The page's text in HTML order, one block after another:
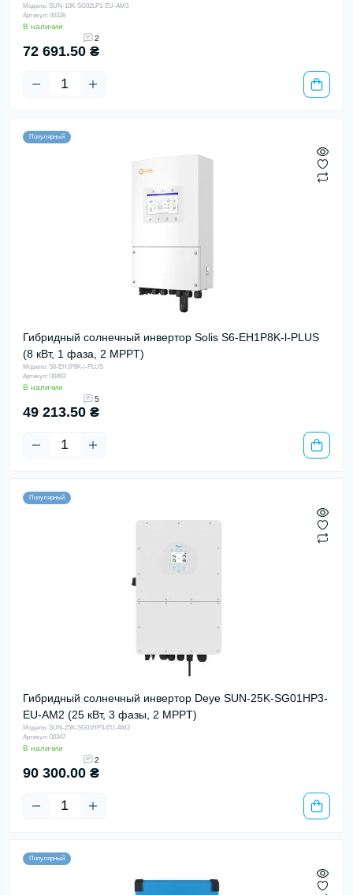
Модель: SUN-10K-SG02LP1-EU-AM3
Артикул: 00328
В наличии
2
72 691.50 ₴
Популярный
Гибридный солнечный инвертор Solis S6-EH1P8K-l-PLUS
(8 кВт, 1 фаза, 2 MPPT)
Модель: S6-EH1P8K-l-PLUS
Артикул: 00493
В наличии
5
49 213.50 ₴
Популярный
Гибридный солнечный инвертор Deye SUN-25K-SG01HP3-
EU-AM2 (25 кВт, 3 фазы, 2 MPPT)
Модель: SUN-25K-SG01HP3-EU-AM2
Артикул: 00347
В наличии
2
90 300.00 ₴
Популярный